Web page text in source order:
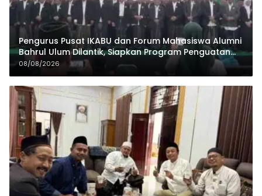
Pengurus Pusat IKABU dan Forum Mahasiswa Alumni
Bahrul Ulum Dilantik, Siapkan Program Penguatan
Organisasi dan Ekonomi
08/08/2026